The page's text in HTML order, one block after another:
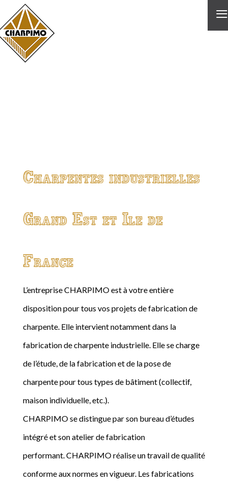
≡
Charpentes industrielles
Grand Est et Ile de
France
L’entreprise CHARPIMO est à votre entière
disposition pour tous vos projets de fabrication de
charpente. Elle intervient notamment dans la
fabrication de charpente industrielle. Elle se charge
de l’étude, de la fabrication et de la pose de
charpente pour tous types de bâtiment (collectif,
maison individuelle, etc.).
CHARPIMO se distingue par son bureau d’études
intégré et son atelier de fabrication
performant. CHARPIMO réalise un travail de qualité
conforme aux normes en vigueur. Les fabrications